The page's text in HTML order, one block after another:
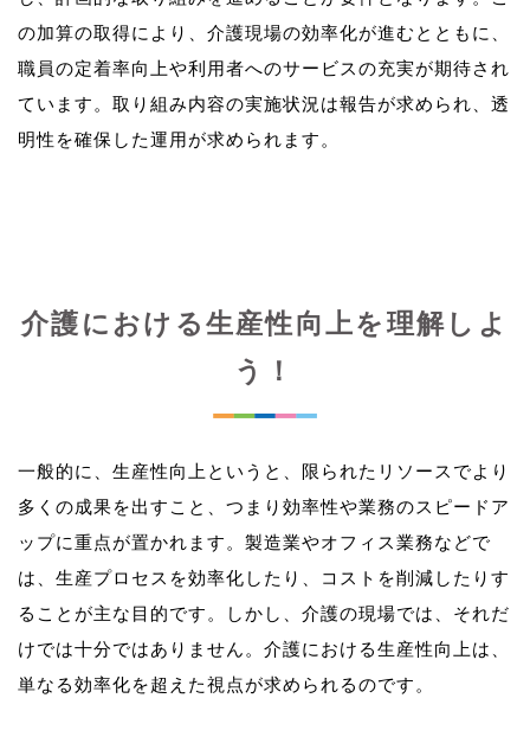
の加算の取得により、介護現場の効率化が進むとともに、
職員の定着率向上や利用者へのサービスの充実が期待され
ています。取り組み内容の実施状況は報告が求められ、透
介護における生産性向上を理解しよ
う！
一般的に、生産性向上というと、限られたリソースでより
多くの成果を出すこと、つまり効率性や業務のスピードア
ップに重点が置かれます。製造業やオフィス業務などで
は、生産プロセスを効率化したり、コストを削減したりす
ることが主な目的です。しかし、介護の現場では、それだ
けでは十分ではありません。介護における生産性向上は、
単なる効率化を超えた視点が求められるのです。